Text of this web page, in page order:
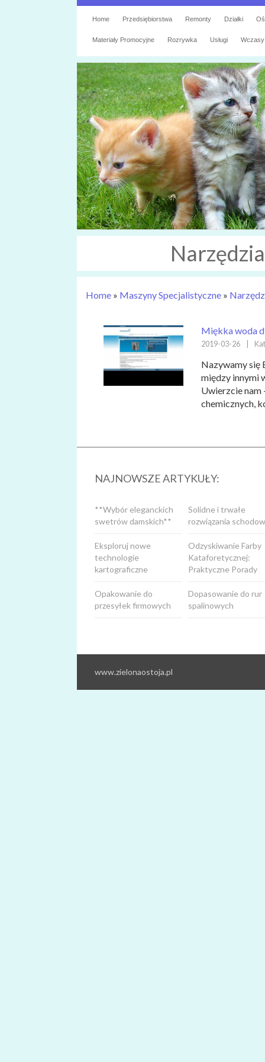
Home Przedsiębiorstwa Remonty Działki
Materiały Promocyjne Rozrywka Usługi Wczasy
Home » Maszyny Specjalistyczne »
Miękka woda
2019-03-26
Nazywamy się
między innymi
Uwierzcie nam
chemicznych,
NAJNOWSZE ARTYKUŁY:
Solidne i trwałe
rozwiązania
**Wybór eleganckich
swetrów damskich**
Odzyskiwanie Farby
Kataforetycznej:
Praktyczne Porady
Eksploruj nowe
technologie
kartograficzne
Dopasowanie do rur
spalinowych
Opakowanie do
przesyłek firmowych
www.zielonaostoja.pl